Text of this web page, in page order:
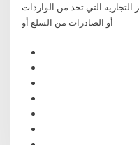
التجارية التي تحد من الواردات